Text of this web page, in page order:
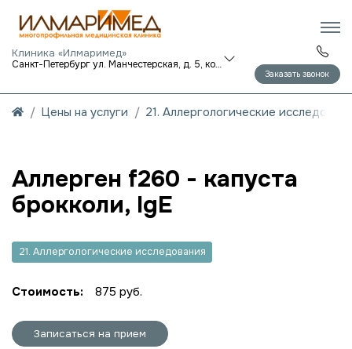
Клиника «Илмаримед»
Санкт-Петербург ул. Манчестерская, д. 5, корп. 1
Заказать звонок
Цены на услуги 21. Аллергологические
Аллерген f260 - капуста
брокколи, IgE
21. Аллергологические исследования
Стоимость: 875 руб.
Записаться на прием